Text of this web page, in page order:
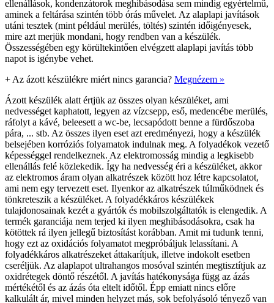
ellenállások, kondenzátorok meghibásodása sem mindig egyértelmű,
aminek a feltárása szintén több órás művelet. Az alaplapi javítások
utáni tesztek (mint például merülés, töltés) szintén időigényesek,
mire azt merjük mondani, hogy rendben van a készülék.
Összességében egy körültekintően elvégzett alaplapi javítás több
napot is igénybe vehet.
+ Az ázott készülékre miért nincs garancia? Megnézem »
Ázott készülék alatt értjük az összes olyan készüléket, ami
nedvességet kaphatott, legyen az vízcsepp, eső, medencébe merülés,
ráfolyt a kávé, beleesett a wc-be, lecsapódott benne a fürdőszoba
pára, ... stb. Az összes ilyen eset azt eredményezi, hogy a készülék
belsejében korróziós folyamatok indulnak meg. A folyadékok vezető
képességgel rendelkeznek. Az elektromosság mindig a legkisebb
ellenállás felé közlekedik. Így ha nedvesség éri a készüléket, akkor
az elektromos áram olyan alkatrészek között hoz létre kapcsolatot,
ami nem egy tervezett eset. Ilyenkor az alkatrészek túlműködnek és
tönkreteszik a készüléket. A folyadékkáros készülékek
tulajdonosainak kezét a gyártók és mobilszolgáltatók is elengedik. A
termék garanciája nem terjed ki ilyen meghibásodásokra, csak ha
kötöttek rá ilyen jellegű biztosítást korábban. Amit mi tudunk tenni,
hogy ezt az oxidációs folyamatot megpróbáljuk lelassítani. A
folyadékkáros alkatrészeket áttakarítjuk, illetve indokolt esetben
cseréljük. Az alaplapot ultrahangos mosóval szintén megtisztítjuk az
oxidrétegek döntő részétől. A javítás hatékonysága függ az ázás
mértékétől és az ázás óta eltelt időtől. Épp emiatt nincs előre
kalkulált ár, mivel minden helyzet más, sok befolyásoló tényező van